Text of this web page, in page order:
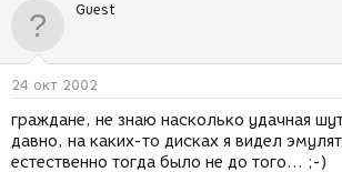
Guest
24 окт 2002
граждане, не знаю насколько удачная
давно, на каких-то дисках я видел
естественно тогда было не до того... ;-)